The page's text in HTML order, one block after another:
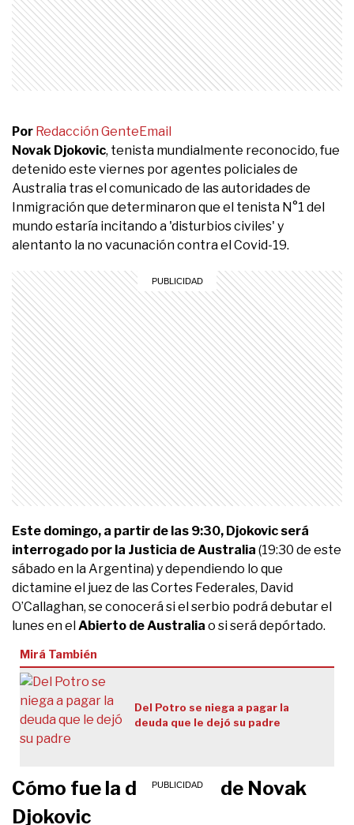
Por Redacción GenteEmail
Novak Djokovic, tenista mundialmente reconocido, fue
detenido este viernes por agentes policiales de
Australia tras el comunicado de las autoridades de
Inmigración que determinaron que el tenista N°1 del
mundo estaría incitando a 'disturbios civiles' y
alentanto la no vacunación contra el Covid-19.
Este domingo, a partir de las 9:30, Djokovic será
interrogado por la Justicia de Australia (19:30 de este
sábado en la Argentina) y dependiendo lo que
dictamine el juez de las Cortes Federales, David
O’Callaghan, se conocerá si el serbio podrá debutar el
lunes en el Abierto de Australia o si será depórtado.
Mirá También
Del Potro se niega a pagar la
deuda que le dejó su padre
Cómo fue la detención de Novak
Djokovic